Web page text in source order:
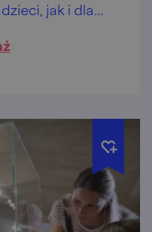
jak i dla